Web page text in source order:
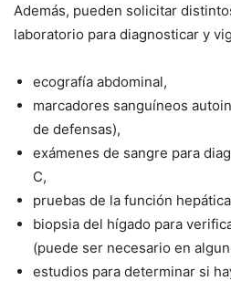
Además, pueden solicitar
laboratorio para diagnosticar y
ecografía abdominal,
marcadores sanguíneos
de defensas),
exámenes de sangre para
C,
pruebas de la función
biopsia del hígado para
(puede ser necesario en
estudios para determinar si